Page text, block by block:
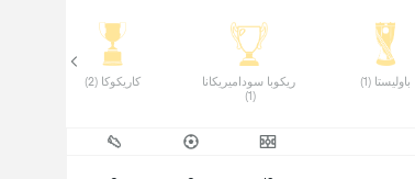
باوليستا (1)
(1)
كاريكوكا (2)